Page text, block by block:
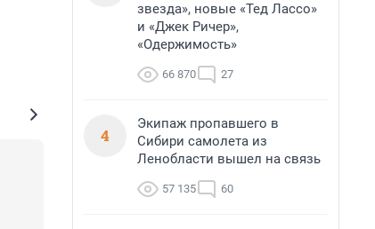
звезда», новые «Тед Лассо»
и «Джек Ричер»,
«Одержимость»
66 870 27
4
Экипаж пропавшего в
Сибири самолета из
Ленобласти вышел на связь
57 135 60